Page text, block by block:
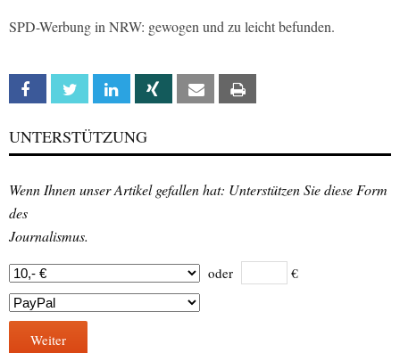
SPD-Werbung in NRW: gewogen und zu leicht befunden.
Facebook Twitter Linkedin Xing Email
UNTERSTÜTZUNG
Wenn Ihnen unser Artikel gefallen hat: Unterstützen Sie diese Form
des
Journalismus.
oder €
Weiter